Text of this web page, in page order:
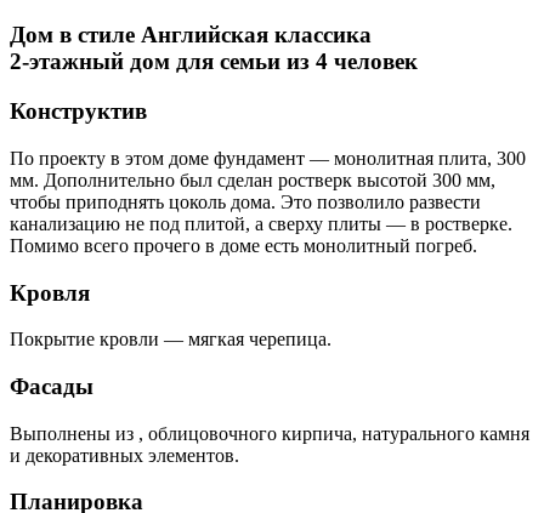
Дом в стиле Английская классика
2-этажный дом для семьи из 4 человек
Конструктив
По проекту в этом доме фундамент — монолитная плита, 300
мм. Дополнительно был сделан ростверк высотой 300 мм,
чтобы приподнять цоколь дома. Это позволило развести
канализацию не под плитой, а сверху плиты — в ростверке.
Помимо всего прочего в доме есть монолитный погреб.
Кровля
Покрытие кровли — мягкая черепица.
Фасады
Выполнены из , облицовочного кирпича, натурального камня
и декоративных элементов.
Планировка